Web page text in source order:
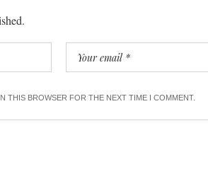
THIS BROWSER FOR THE NEXT TIME I COMMENT.